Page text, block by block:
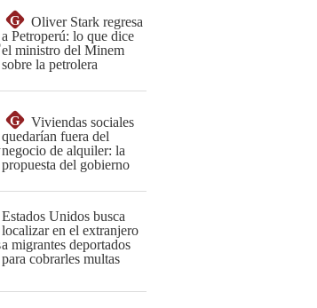
G
Oliver Stark regresa
a Petroperú: lo que dice
el ministro del Minem
sobre la petrolera
G
Viviendas sociales
quedarían fuera del
negocio de alquiler: la
propuesta del gobierno
Estados Unidos busca
localizar en el extranjero
a migrantes deportados
para cobrarles multas